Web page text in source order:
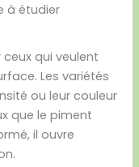
à étudier
qui veulent
Les variétés
ou leur couleur
que le piment
il ouvre